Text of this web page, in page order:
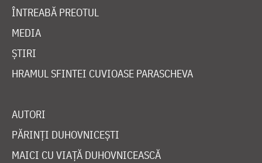
ÎNTREABĂ PREOTUL
MEDIA
ȘTIRI
HRAMUL SFINTEI CUVIOASE PARASCHEVA
AUTORI
PĂRINȚI DUHOVNICEȘTI
MAICI CU VIAȚĂ DUHOVNICEASCĂ